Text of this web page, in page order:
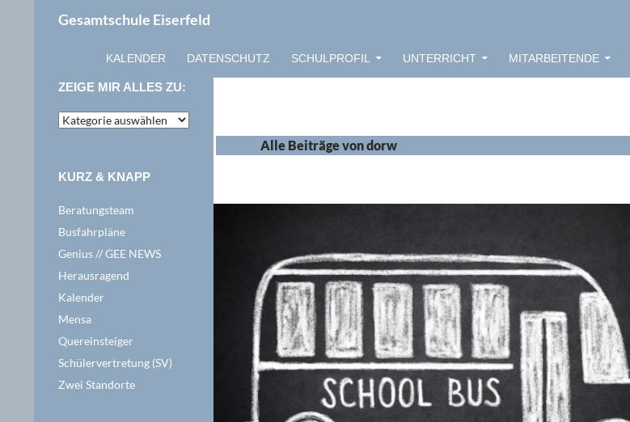
Gesamtschule Eiserfeld
KALENDER DATENSCHUTZ SCHULPROFIL UNTERRICHT MITARBEITENDE
Alle Beiträge von dorw
ZEIGE MIR ALLES ZU:
zeige
zu:
KURZ & KNAPP
Beratungsteam
Busfahrpläne
Genius // GEE NEWS
Herausragend
Kalender
Mensa
Quereinsteiger
Schülervertretung (SV)
Zwei Standorte